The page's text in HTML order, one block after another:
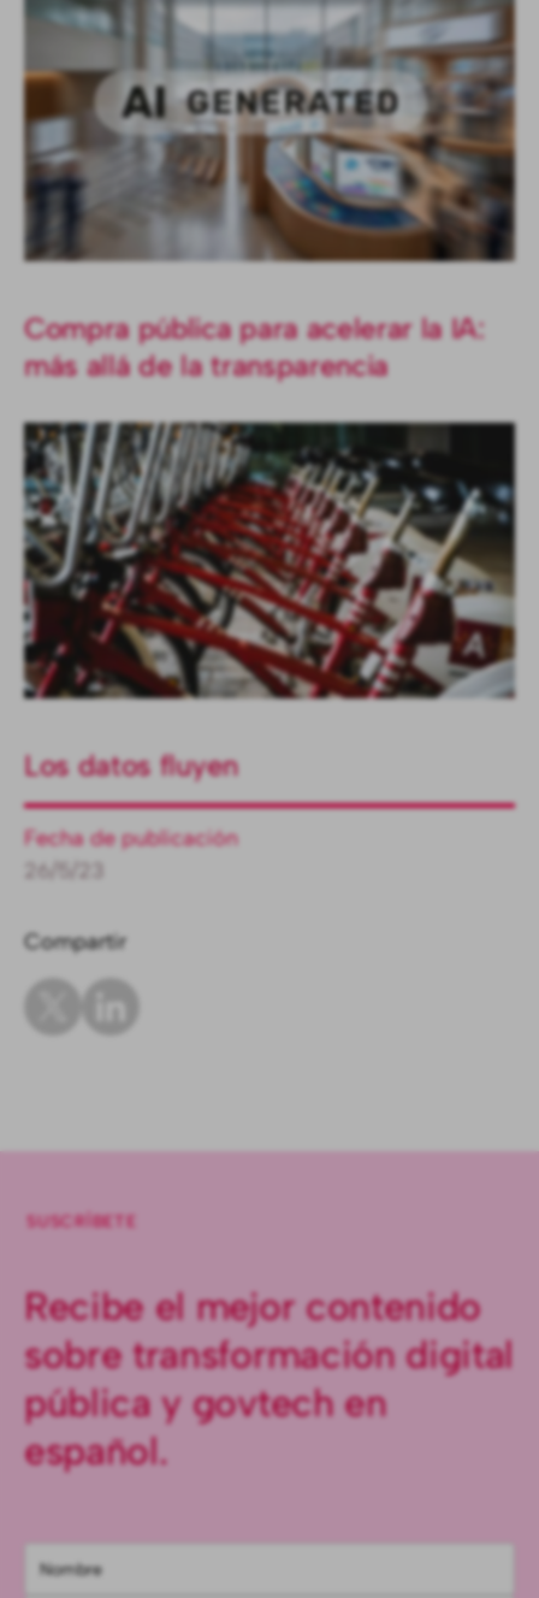
Fecha de publicación
26/5/23
Compartir
Compra pública para acelerar la IA:
más allá de la transparencia
Los datos fluyen
SUSCRÍBETE
Recibe el mejor contenido
sobre transformación digital
pública y govtech en
español.